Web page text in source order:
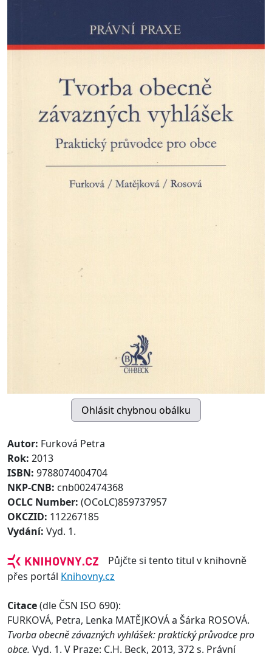
Autor: Furková Petra
Rok: 2013
ISBN: 9788074004704
NKP-CNB: cnb002474368
OCLC Number: (OCoLC)859737957
OKCZID: 112267185
Vydání: Vyd. 1.
Půjčte si tento titul v knihovně
přes portál Knihovny.cz
Citace(dle ČSN ISO 690):
FURKOVÁ, Petra, Lenka MATĚJKOVÁ a Šárka ROSOVÁ.
Tvorba obecně závazných vyhlášek: praktický průvodce pro
obce. Vyd. 1. V Praze: C.H. Beck, 2013, 372 s. Právní